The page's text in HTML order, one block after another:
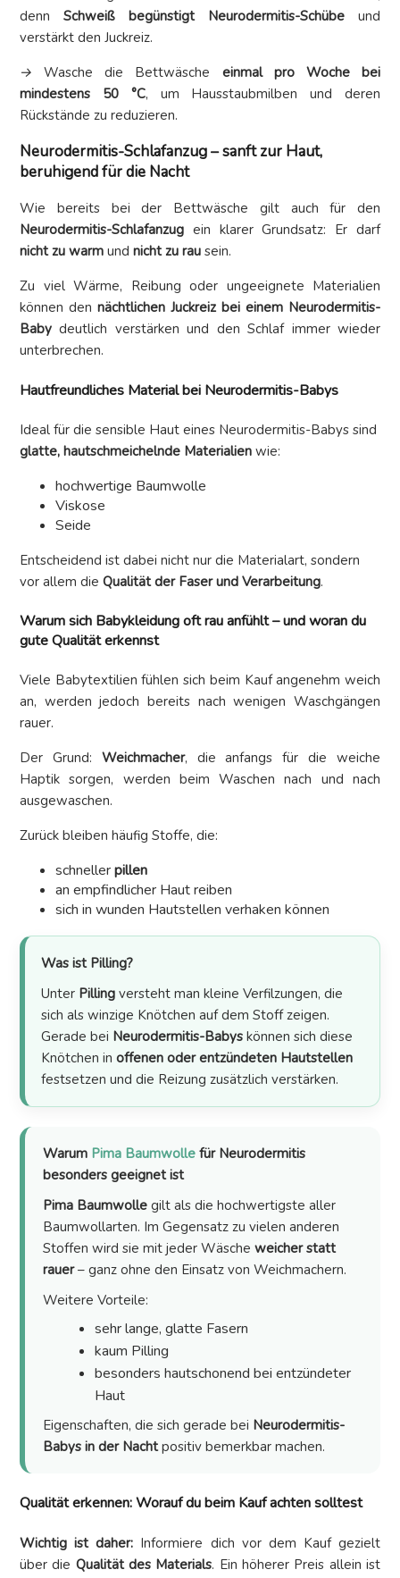
denn Schweiß begünstigt Neurodermitis-Schübe und
verstärkt den Juckreiz.
→ Wasche die Bettwäsche einmal pro Woche bei
mindestens 50 °C, um Hausstaubmilben und deren
Rückstände zu reduzieren.
Neurodermitis-Schlafanzug – sanft zur Haut,
beruhigend für die Nacht
Wie bereits bei der Bettwäsche gilt auch für den
Neurodermitis-Schlafanzug ein klarer Grundsatz: Er darf
nicht zu warm und nicht zu rau sein.
Zu viel Wärme, Reibung oder ungeeignete Materialien
können den nächtlichen Juckreiz bei einem Neurodermitis-
Baby deutlich verstärken und den Schlaf immer wieder
unterbrechen.
Hautfreundliches Material bei Neurodermitis-Babys
Ideal für die sensible Haut eines Neurodermitis-Babys sind
glatte, hautschmeichelnde Materialien wie:
hochwertige Baumwolle
Viskose
Seide
Entscheidend ist dabei nicht nur die Materialart, sondern
vor allem die Qualität der Faser und Verarbeitung.
Warum sich Babykleidung oft rau anfühlt – und woran du
gute Qualität erkennst
Viele Babytextilien fühlen sich beim Kauf angenehm weich
an, werden jedoch bereits nach wenigen Waschgängen
rauer.
Der Grund: Weichmacher, die anfangs für die weiche
Haptik sorgen, werden beim Waschen nach und nach
ausgewaschen.
Zurück bleiben häufig Stoffe, die:
schnellerpillen
an empfindlicher Haut reiben
sich in wunden Hautstellen verhaken können
Was ist Pilling?
Unter Pilling versteht man kleine Verfilzungen, die
sich als winzige Knötchen auf dem Stoff zeigen.
Gerade bei Neurodermitis-Babys können sich diese
Knötchen in offenen oder entzündeten Hautstellen
festsetzen und die Reizung zusätzlich verstärken.
Warum Pima Baumwolle für Neurodermitis
besonders geeignet ist
Pima Baumwolle gilt als die hochwertigste aller
Baumwollarten. Im Gegensatz zu vielen anderen
Stoffen wird sie mit jeder Wäsche weicher statt
rauer– ganz ohne den Einsatz von Weichmachern.
Weitere Vorteile:
sehr lange, glatte Fasern
kaum Pilling
besonders hautschonend bei entzündeter
Haut
Eigenschaften, die sich gerade bei Neurodermitis-
Babys in der Nachtpositiv bemerkbar machen.
Qualität erkennen: Worauf du beim Kauf achten solltest
Wichtig ist daher: Informiere dich vor dem Kauf gezielt
über die Qualität des Materials. Ein höherer Preis allein ist